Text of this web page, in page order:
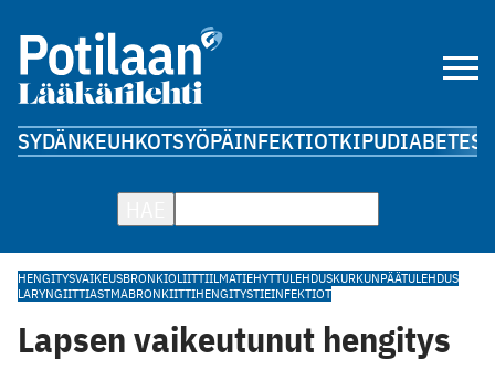
SYDÄNKEUHKOTSYÖPÄINFEKTIOTKIPUDIABETES
HENGITYSVAIKEUSBRONKIOLIITTIILMATIEHYTTULEHDUSKURKUNPÄÄTULEHDUS
LARYNGIITTIASTMABRONKIITTIHENGITYSTIEINFEKTIOT
Lapsen vaikeutunut hengitys